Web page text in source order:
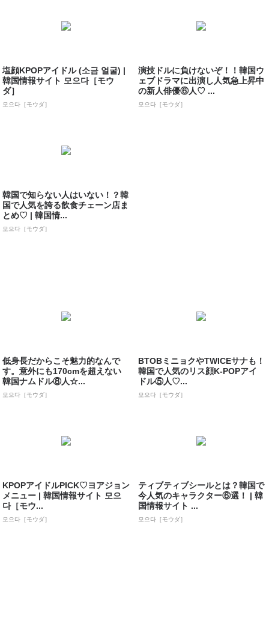
塩顔KPOPアイドル (소금 얼굴) |
韓国情報サイト 모으다［モウ
ダ］
모으다［モウダ］
演技ドルに負けないぞ！！韓国ウ
ェブドラマに出演し人気急上昇中
の新人俳優⑥人♡ ...
모으다［モウダ］
韓国で知らない人はいない！？韓
国で人気を誇る飲食チェーン店ま
とめ♡ | 韓国情...
모으다［モウダ］
低身長だからこそ魅力的なんで
す。意外にも170cmを超えない
韓国ナムドル⑧人☆...
모으다［モウダ］
BTOBミニョクやTWICEサナも！
韓国で人気のリス顔K-POPアイ
ドル⑤人♡...
모으다［モウダ］
KPOPアイドルPICK♡ヨアジョン
メニュー | 韓国情報サイト 모으
다［モウ...
모으다［モウダ］
ティブティブシールとは？韓国で
今人気のキャラクター⑥選！ | 韓
国情報サイト ...
모으다［モウダ］